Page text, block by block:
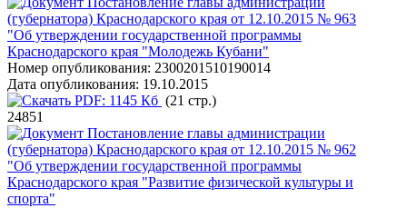
(губернатора) Краснодарского края от 12.10.2015 № 963
"Об утверждении государственной программы
Краснодарского края "Молодежь Кубани"
Номер опубликования: 2300201510190014
Дата опубликования: 19.10.2015
PDF: 1145 Кб (21 стр.)
24851
Постановление главы администрации
(губернатора) Краснодарского края от 12.10.2015 № 962
"Об утверждении государственной программы
Краснодарского края "Развитие физической культуры и
спорта"